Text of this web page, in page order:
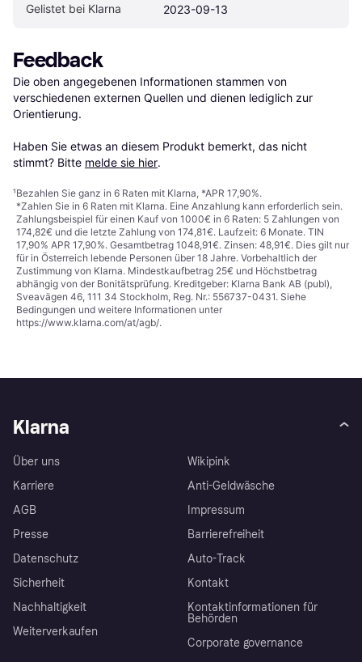
Gelistet bei Klarna 2023-09-13
Feedback
Die oben angegebenen Informationen stammen von
verschiedenen externen Quellen und dienen lediglich zur
Orientierung.
Haben Sie etwas an diesem Produkt bemerkt, das nicht
stimmt? Bitte melde sie hier.
¹Bezahlen Sie ganz in 6 Raten mit Klarna, *APR 17,90%.
*Zahlen Sie in 6 Raten mit Klarna. Eine Anzahlung kann erforderlich sein.
Zahlungsbeispiel für einen Kauf von 1000€ in 6 Raten: 5 Zahlungen von
174,82€ und die letzte Zahlung von 174,81€. Laufzeit: 6 Monate. TIN
17,90% APR 17,90%. Gesamtbetrag 1048,91€. Zinsen: 48,91€. Dies gilt nur
für in Österreich lebende Personen über 18 Jahre. Vorbehaltlich der
Zustimmung von Klarna. Mindestkaufbetrag 25€ und Höchstbetrag
abhängig von der Bonitätsprüfung. Kreditgeber: Klarna Bank AB (publ),
Sveavägen 46, 111 34 Stockholm, Reg. Nr.: 556737-0431. Siehe
Bedingungen und weitere Informationen unter
https://www.klarna.com/at/agb/.
Klarna
Über uns
Karriere
AGB
Presse
Datenschutz
Sicherheit
Nachhaltigkeit
Weiterverkaufen
Wikipink
Anti-Geldwäsche
Impressum
Barrierefreiheit
Auto-Track
Kontakt
Kontaktinformationen für
Behörden
Corporate governance